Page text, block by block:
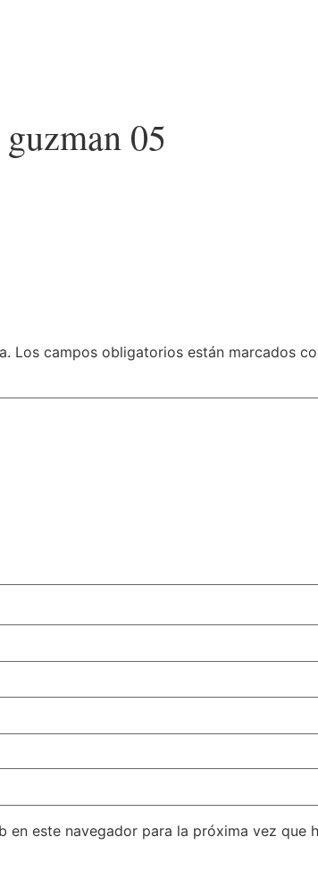
05
Los campos obligatorios están marcados
este navegador para la próxima vez que